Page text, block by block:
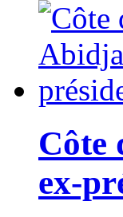
Côte
ex-